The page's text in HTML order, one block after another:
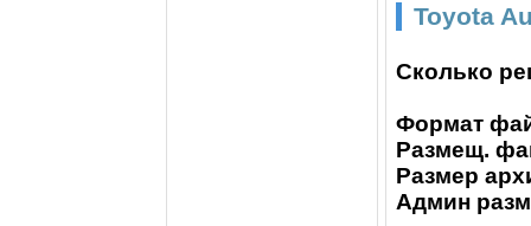
Toyota
Сколько
Формат
Размещ.
Размер
Админ